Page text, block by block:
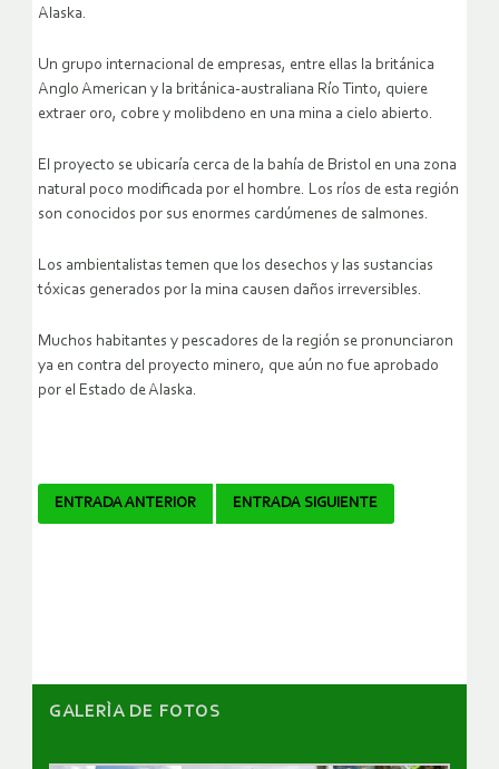
Alaska.
Un grupo internacional de empresas, entre ellas la británica
Anglo American y la británica-australiana Río Tinto, quiere
extraer oro, cobre y molibdeno en una mina a cielo abierto.
El proyecto se ubicaría cerca de la bahía de Bristol en una zona
natural poco modificada por el hombre. Los ríos de esta región
son conocidos por sus enormes cardúmenes de salmones.
Los ambientalistas temen que los desechos y las sustancias
tóxicas generados por la mina causen daños irreversibles.
Muchos habitantes y pescadores de la región se pronunciaron
ya en contra del proyecto minero, que aún no fue aprobado
por el Estado de Alaska.
Navegador
ENTRADA ANTERIOR ENTRADA SIGUIENTE
GALERÌA DE FOTOS